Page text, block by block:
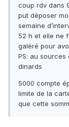
coup rdv dans
put déposer
semaine
52 h et elle ne
galéré pour
PS: au sources
dinards
5000 compte
limite de la
que cette